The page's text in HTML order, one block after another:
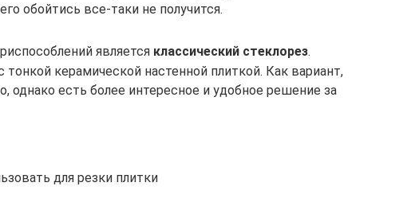
обойтись все-таки не получится.
является классический стеклорез.
тонкой керамической настенной плиткой. Как вариант,
однако есть более интересное и удобное решение за
для резки плитки